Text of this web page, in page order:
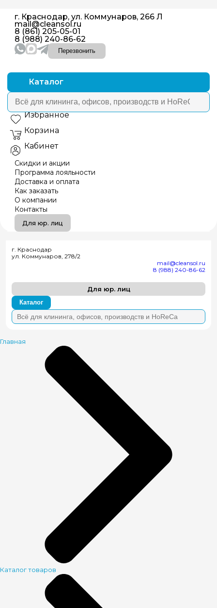
г. Краснодар, ул. Коммунаров, 266 Л
mail@cleansol.ru
8 (861) 205-05-01
8 (988) 240-86-62
Перезвонить
Каталог
Избранное
Корзина
Кабинет
Скидки и акции
Программа лояльности
Доставка и оплата
Как заказать
О компании
Контакты
Для юр. лиц
г. Краснодар
ул. Коммунаров, 278/2
mail@cleansol.ru
8 (988) 240-86-62
Для юр. лиц
Каталог
Главная
Каталог товаров